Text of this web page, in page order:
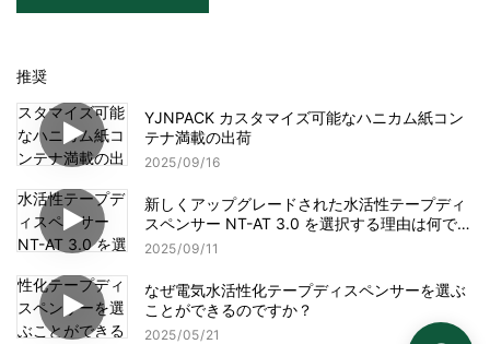
推奨
YJNPACK カスタマイズ可能なハニカム紙コン
テナ満載の出荷
2025 09 16
新しくアップグレードされた水活性テープディ
スペンサー NT-AT 3.0 を選択する理由は何です
か?
2025 09 11
なぜ電気水活性化テープディスペンサーを選ぶ
ことができるのですか？
2025 05 21